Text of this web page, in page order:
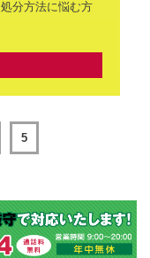
分方法に悩む方
5